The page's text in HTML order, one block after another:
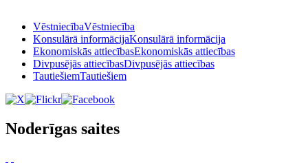
VēstniecībaVēstniecība
Konsulārā informācijaKonsulārā informācija
Ekonomiskās attiecībasEkonomiskās attiecības
Divpusējās attiecībasDivpusējās attiecības
TautiešiemTautiešiem
Noderīgas saites